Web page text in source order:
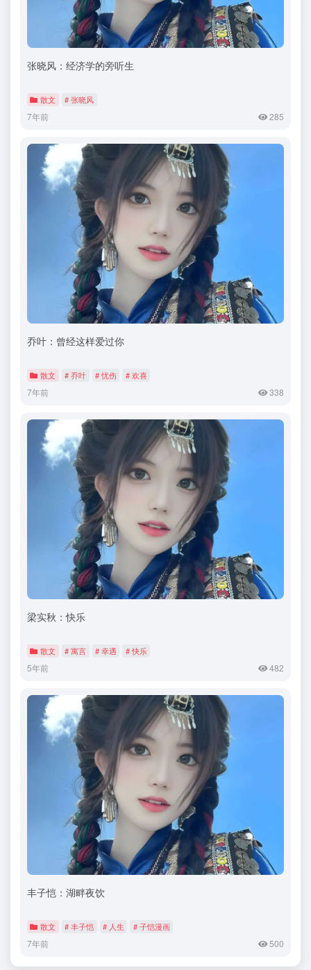
张晓风：经济学的旁听生
散文 # 张晓风
7年前 285
乔叶：曾经这样爱过你
散文 # 乔叶 # 忧伤 # 欢喜
7年前 338
梁实秋：快乐
散文 # 寓言 # 幸遇 # 快乐
5年前 482
丰子恺：湖畔夜饮
散文 # 丰子恺 # 人生 # 子恺漫画
7年前 500